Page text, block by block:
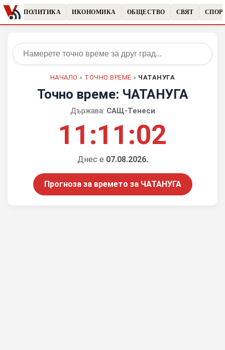
ПОЛИТИКА ИКОНОМИКА ОБЩЕСТВО СВЯТ СПОРТ
НАЧАЛО » ТОЧНО ВРЕМЕ » ЧАТАНУГА
Точно време: ЧАТАНУГА
Държава: САЩ-Тенеси
11:11:02
Днес е 07.08.2026.
Прогноза за времето за ЧАТАНУГА